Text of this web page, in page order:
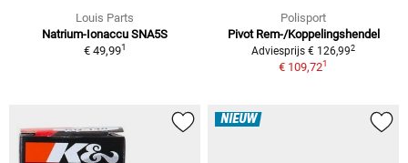
Louis Parts
Natrium-Ionaccu SNA5S
€ 49,991
Polisport
Pivot Rem-/Koppelingshendel
Adviesprijs € 126,992
€ 109,721
NIEUW